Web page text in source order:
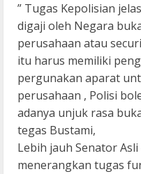
” Tugas Kepolisian
digaji oleh Negara
perusahaan atau
itu harus memiliki
pergunakan aparat
perusahaan , Polisi
adanya unjuk rasa
tegas Bustami,
Lebih jauh Senator
menerangkan tugas